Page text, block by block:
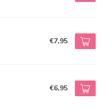
€7,95
€6,95